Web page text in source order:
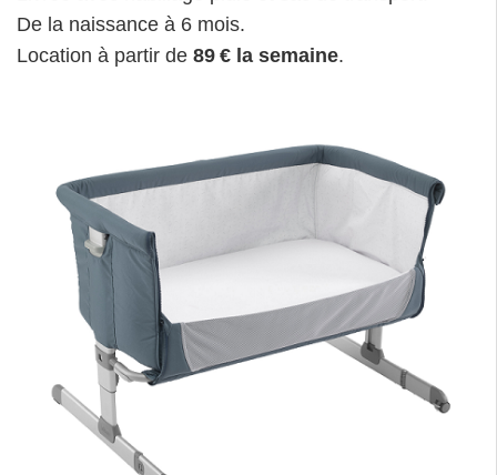
De la naissance à 6 mois.
Location à partir de 89 € la semaine.